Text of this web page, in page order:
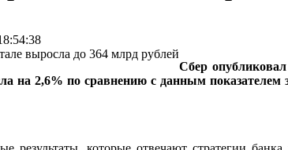
Сбер
на 2,6% по сравнению с данным